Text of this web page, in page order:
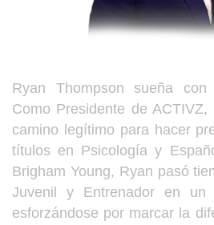
Ryan Thompson sueña
Como Presidente de
camino legítimo para hacer
títulos en Psicología y
Brigham Young, Ryan pasó
Juvenil y Entrenador en un
esforzándose por marcar la